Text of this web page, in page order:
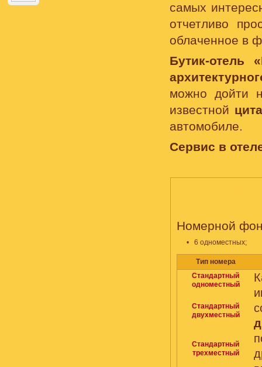
самых
отчетливо
облаченное в
Бутик-отель
можно дойти
известной
автомобиле.
Сервис в
Номерной
• 6 одноместных;
Тип номера
Стандартный
одноместный
Стандартный
двухместный
Стандартный
трехместный